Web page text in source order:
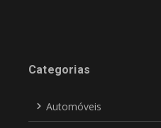
Categorias
Automóveis